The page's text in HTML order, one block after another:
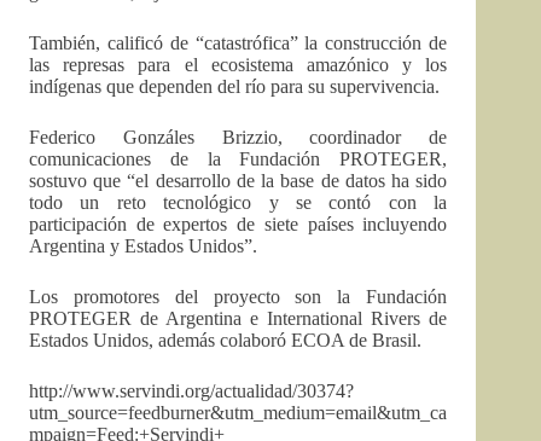
También, calificó de “catastrófica” la construcción de
las represas para el ecosistema amazónico y los
indígenas que dependen del río para su supervivencia.
Federico Gonzáles Brizzio, coordinador de
comunicaciones de la Fundación PROTEGER,
sostuvo que “el desarrollo de la base de datos ha sido
todo un reto tecnológico y se contó con la
participación de expertos de siete países incluyendo
Argentina y Estados Unidos”.
Los promotores del proyecto son la Fundación
PROTEGER de Argentina e International Rivers de
Estados Unidos, además colaboró ECOA de Brasil.
http://www.servindi.org/actualidad/30374?
utm_source=feedburner&utm_medium=email&utm_ca
mpaign=Feed:+Servindi+